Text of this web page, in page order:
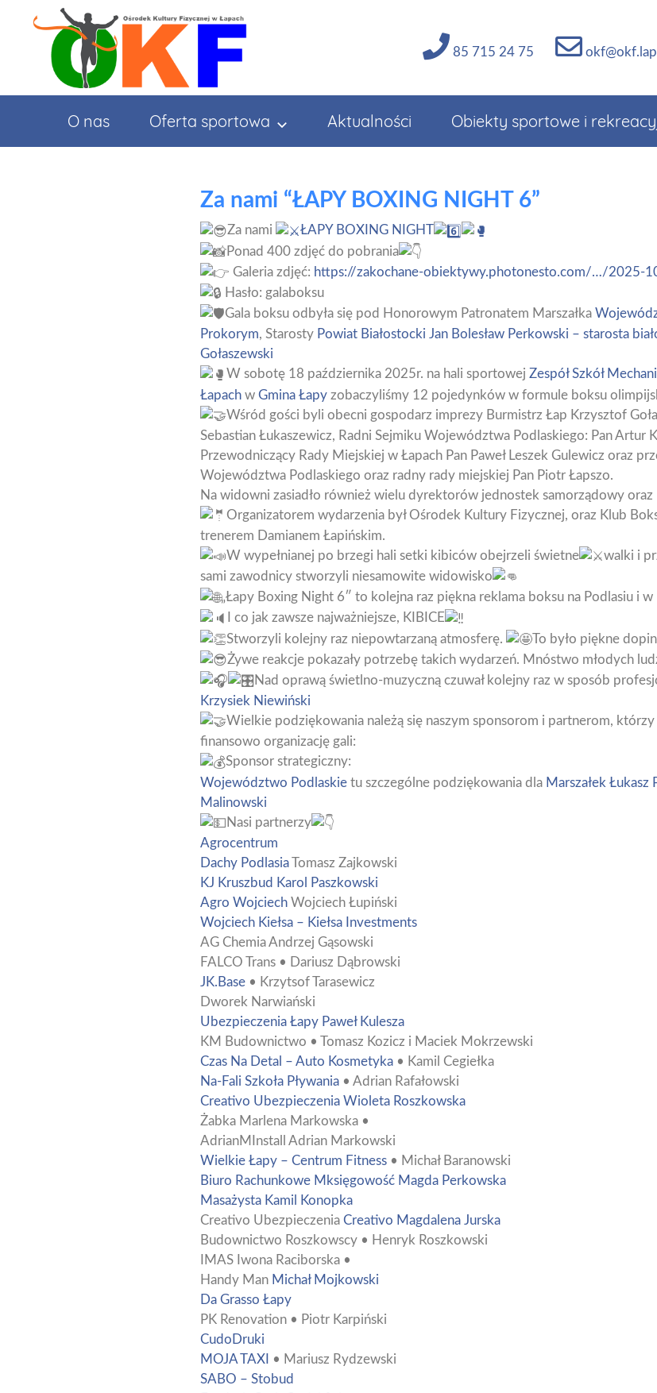
85 715 24 75
O nas Oferta sportowa Aktualności Obiekty sportowe i
Za nami “ŁAPY BOXING NIGHT 6”
Za nami
ŁAPY BOXING NIGHT
Ponad 400 zdjęć do pobrania
Galeria zdjęć: https://zakochane-obiektywy.photonesto.com/…/2025-
Hasło: galaboksu
Gala boksu odbyła się pod Honorowym Patronatem Marszałka
Prokorym, Starosty Powiat Białostocki Jan Bolesław Perkowski – starosta
Gołaszewski
W sobotę 18 października 2025r. na hali sportowej Zespół Szkół
Łapach w Gmina Łapy zobaczyliśmy 12 pojedynków w formule boksu
Wśród gości byli obecni gospodarz imprezy Burmistrz Łap Krzysztof
Sebastian Łukaszewicz, Radni Sejmiku Województwa Podlaskiego: Pan Artur
Przewodniczący Rady Miejskiej w Łapach Pan Paweł Leszek Gulewicz oraz
Województwa Podlaskiego oraz radny rady miejskiej Pan Piotr Łapszo.
Na widowni zasiadło również wielu dyrektorów jednostek samorządowy oraz
Organizatorem wydarzenia był Ośrodek Kultury Fizycznej, oraz Klub
trenerem Damianem Łapińskim.
W wypełnianej po brzegi hali setki kibiców obejrzeli świetne
walki i
sami zawodnicy stworzyli niesamowite widowisko
„Łapy Boxing Night 6″ to kolejna raz piękna reklama boksu na Podlasiu i w
I co jak zawsze najważniejsze, KIBICE
Stworzyli kolejny raz niepowtarzaną atmosferę.
To było piękne
Żywe reakcje pokazały potrzebę takich wydarzeń. Mnóstwo młodych
Nad oprawą świetlno-muzyczną czuwał kolejny raz w sposób
Krzysiek Niewiński
Wielkie podziękowania należą się naszym sponsorom i partnerom,
finansowo organizację gali:
Sponsor strategiczny:
Województwo Podlaskie tu szczególne podziękowania dla Marszałek Łukasz
Malinowski
Nasi partnerzy
Agrocentrum
Dachy Podlasia Tomasz Zajkowski
KJ Kruszbud Karol Paszkowski
Agro Wojciech Wojciech Łupiński
Wojciech Kiełsa – Kiełsa Investments
AG Chemia Andrzej Gąsowski
FALCO Trans • Dariusz Dąbrowski
JK.Base • Krzytsof Tarasewicz
Dworek Narwiański
Ubezpieczenia Łapy Paweł Kulesza
KM Budownictwo • Tomasz Kozicz i Maciek Mokrzewski
Czas Na Detal – Auto Kosmetyka • Kamil Cegiełka
Na-Fali Szkoła Pływania • Adrian Rafałowski
Creativo Ubezpieczenia Wioleta Roszkowska
Żabka Marlena Markowska •
AdrianMInstall Adrian Markowski
Wielkie Łapy – Centrum Fitness • Michał Baranowski
Biuro Rachunkowe Mksięgowość Magda Perkowska
Masażysta Kamil Konopka
Creativo Ubezpieczenia Creativo Magdalena Jurska
Budownictwo Roszkowscy • Henryk Roszkowski
IMAS Iwona Raciborska •
Handy Man Michał Mojkowski
Da Grasso Łapy
PK Renovation • Piotr Karpiński
CudoDruki
MOJA TAXI
• Mariusz Rydzewski
SABO – Stobud